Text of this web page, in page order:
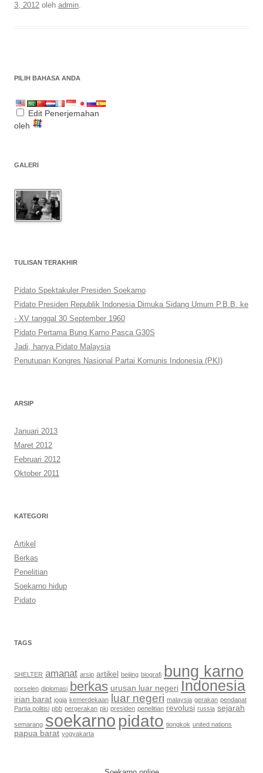
3, 2012 oleh admin.
PILIH BAHASA ANDA
Edit Penerjemahan
oleh
GALERI
TULISAN TERAKHIR
Pidato Spektakuler Presiden Soekarno
Pidato Presiden Republik Indonesia Dimuka Sidang Umum P.B.B. ke
- XV tanggal 30 September 1960
Pidato Pertama Bung Karno Pasca G30S
Jadi, hanya Pidato Malaysia
Penutupan Kongres Nasional Partai Komunis Indonesia (PKI)
ARSIP
Januari 2013
Maret 2012
Februari 2012
Oktober 2011
KATEGORI
Artikel
Berkas
Penelitian
Soekarno hidup
Pidato
TAGS
SHELTER amanat arsip artikel beijing biografi bung karno
porselen diplomasi berkas urusan luar negeri Indonesia
irian barat jogja kemerdekaan luar negeri malaysia gerakan pendapat
Partia politisi pbb pergerakan pki presiden penelitian revolusi russia sejarah
semarang soekarno pidato tiongkok united nations
papua barat yogyakarta